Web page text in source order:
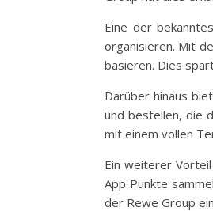
Eine der
organisieren. Mit
basieren. Dies
Darüber hinaus
und bestellen, die
mit einem vollen
Ein weiterer
App Punkte
der Rewe Group